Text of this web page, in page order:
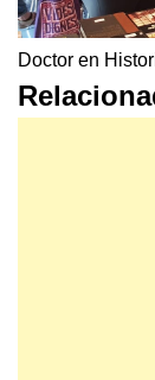
Doctor en